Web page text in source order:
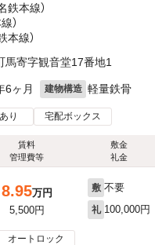
鉄本線）
）
本線）
馬寄字観音堂17番地1
6ヶ月 建物構造 軽量鉄骨
り 宅配ボックス
賃料
管理費等
敷金
礼金
8.95万円
5,500円
敷 不要
礼 100,000円
オートロック